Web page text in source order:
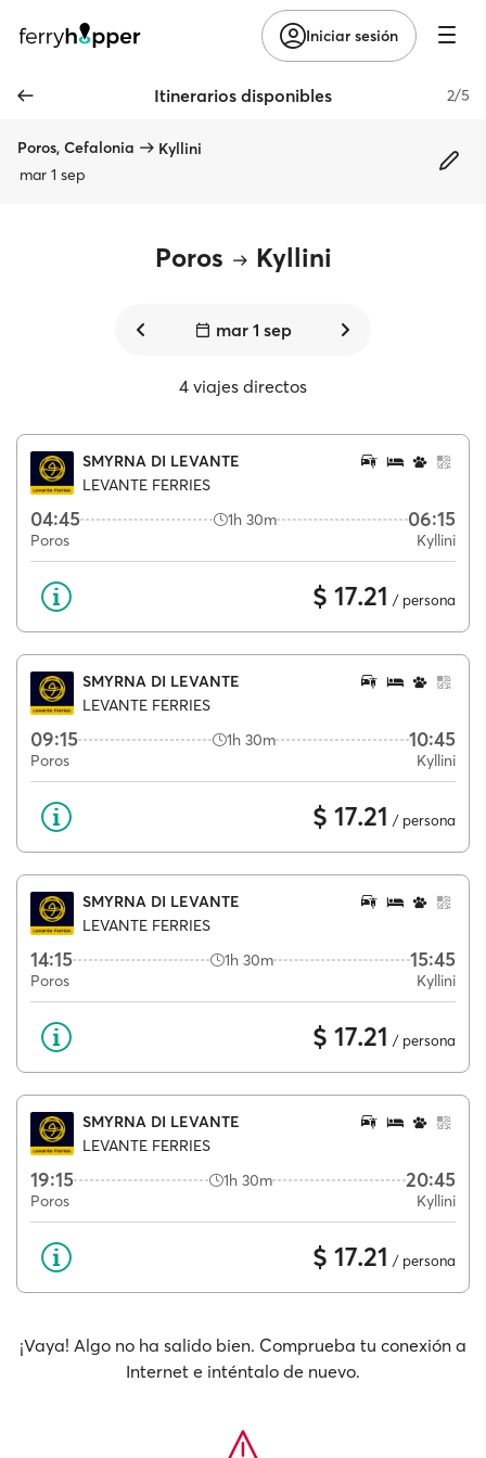
Iniciar sesión
Itinerarios disponibles 2/5
Poros, Cefalonia
Kyllini
mar 1 sep
Poros Kyllini
mar 1 sep
4 viajes directos
SMYRNA DI LEVANTE
LEVANTE FERRIES
04:45 1h 30m 06:15
Poros Kyllini
$ 17.21 / persona
SMYRNA DI LEVANTE
LEVANTE FERRIES
09:15 1h 30m 10:45
Poros Kyllini
$ 17.21 / persona
SMYRNA DI LEVANTE
LEVANTE FERRIES
14:15 1h 30m 15:45
Poros Kyllini
$ 17.21 / persona
SMYRNA DI LEVANTE
LEVANTE FERRIES
19:15 1h 30m 20:45
Poros Kyllini
$ 17.21 / persona
¡Vaya! Algo no ha salido bien. Comprueba tu conexión a
Internet e inténtalo de nuevo.